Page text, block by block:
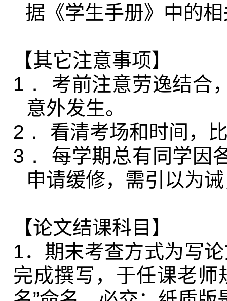
据《学生手册》中的
【其它注意事项】
1．
考前注意劳逸结合
意外发生。
2．
看清考场和时间，
3．
每学期总有同学因
申请缓修，需引以为
【论文结课科目】
1．期末考查方式为写
完成撰写，于任课老师